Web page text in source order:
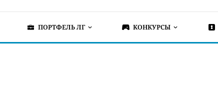
ПОРТФЕЛЬ ЛГ КОНКУРСЫ